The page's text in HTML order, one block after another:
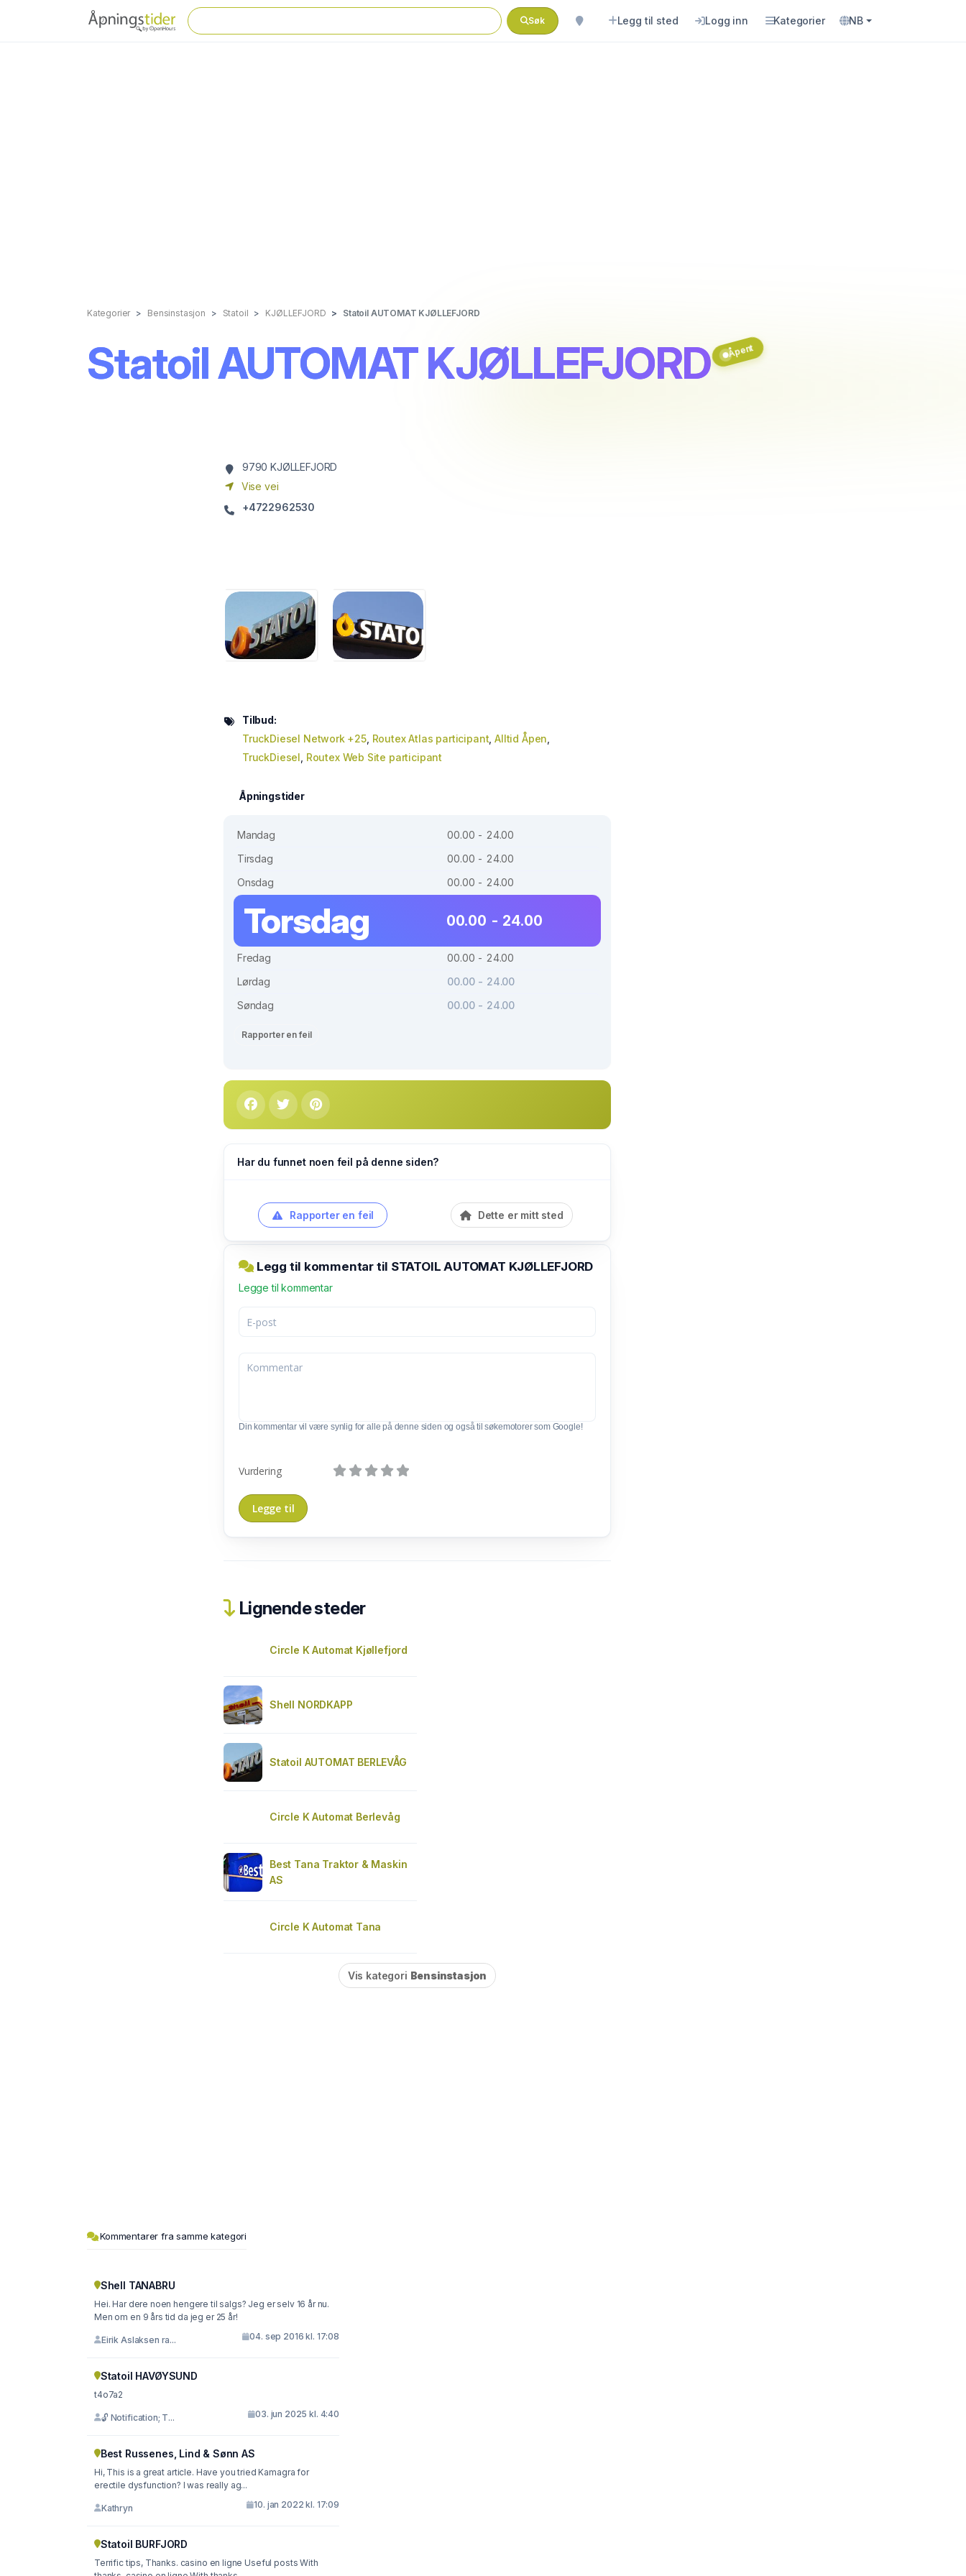
Søk Legg til sted Logg inn Kategorier NB
Kategorier Bensinstasjon Statoil KJØLLEFJORD Statoil AUTOMAT KJØLLEFJORD
Statoil AUTOMAT KJØLLEFJORD Åpent
9790 KJØLLEFJORD
Vise vei
+4722962530
Tilbud:
TruckDiesel Network +25, Routex Atlas participant ,Alltid Åpen
TruckDiesel Routex Web Site participant
Åpningstider
Mandag
00.00 - 24.00
Tirsdag
00.00 - 24.00
Onsdag
00.00 - 24.00
Torsdag 00.00 - 24.00
Fredag
00.00 - 24.00
Lørdag
00.00 - 24.00
Søndag
00.00 - 24.00
Rapporter en feil
Har du funnet noen feil på denne siden?
Rapporter en feil Dette er mitt sted
Legg til kommentar til STATOIL AUTOMAT KJØLLEFJORD
Legge til kommentar
Din kommentar vil være synlig for alle på denne siden og også til søkemotorer som Google!
Vurdering
Lignende steder
Circle K Automat Kjøllefjord
Shell NORDKAPP
Statoil AUTOMAT BERLEVÅG
Circle K Automat Berlevåg
Best Tana Traktor & Maskin
AS
Circle K Automat Tana
Vis kategori Bensinstasjon
Kommentarer fra samme kategori
Shell TANABRU
Hei. Har dere noen hengere til salgs? Jeg er selv 16 år nu.
Men om en 9 års tid da jeg er 25 år!
Eirik Aslaksen ra... 04. sep 2016 kl. 17:08
Statoil HAVØYSUND
t4o7a2
🔓 Notification; T... 03. jun 2025 kl. 4:40
Best Russenes, Lind & Sønn AS
Hi, This is a great article. Have you tried Kamagra for
erectile dysfunction? I was really ag...
Kathryn 10. jan 2022 kl. 17:09
Statoil BURFJORD
Terrific tips, Thanks. casino en ligne Useful posts With